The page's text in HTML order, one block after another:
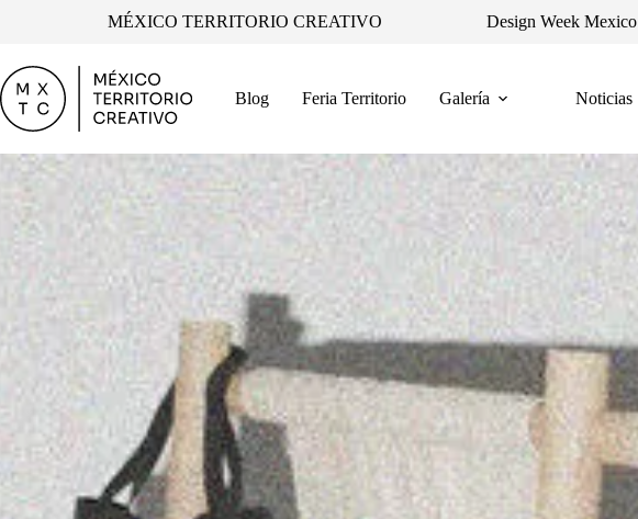
MÉXICO TERRITORIO CREATIVO Design Week Mexico
Blog Feria Territorio Galería Noticias